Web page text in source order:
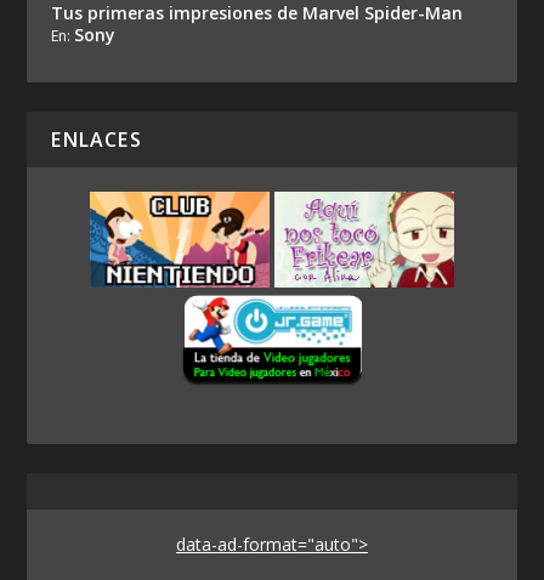
Tus primeras impresiones de Marvel Spider-Man
En: Sony
ENLACES
data-ad-format="auto">